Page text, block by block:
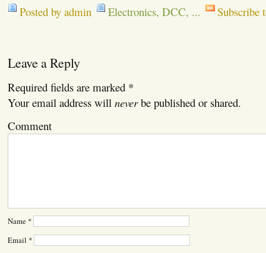
Posted by admin Electronics, DCC, ... Subscribe
Leave a Reply
Required fields are marked *
Your email address will neverbe published or shared.
Comment
Name *
Email *